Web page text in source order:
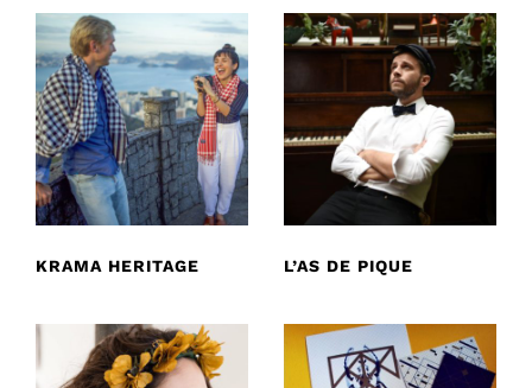
KRAMA HERITAGE L’AS DE PIQUE